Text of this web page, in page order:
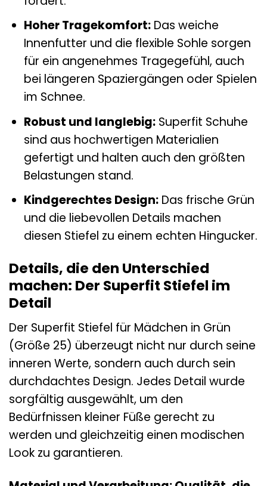
Hoher Tragekomfort:Das weiche
Innenfutter und die flexible Sohle sorgen
für ein angenehmes Tragegefühl, auch
bei längeren Spaziergängen oder Spielen
im Schnee.
Robust und langlebig:Superfit Schuhe
sind aus hochwertigen Materialien
gefertigt und halten auch den größten
Belastungen stand.
Kindgerechtes Design:Das frische Grün
und die liebevollen Details machen
diesen Stiefel zu einem echten Hingucker.
Details, die den Unterschied
machen: Der Superfit Stiefel im
Detail
Der Superfit Stiefel für Mädchen in Grün
(Größe 25) überzeugt nicht nur durch seine
inneren Werte, sondern auch durch sein
durchdachtes Design. Jedes Detail wurde
sorgfältig ausgewählt, um den
Bedürfnissen kleiner Füße gerecht zu
werden und gleichzeitig einen modischen
Look zu garantieren.